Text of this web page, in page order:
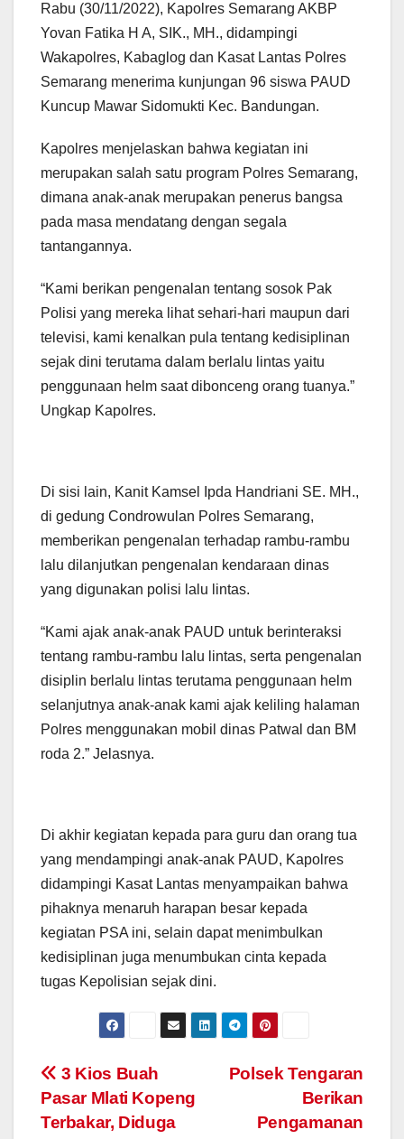
Rabu (30/11/2022), Kapolres Semarang AKBP
Yovan Fatika H A, SIK., MH., didampingi
Wakapolres, Kabaglog dan Kasat Lantas Polres
Semarang menerima kunjungan 96 siswa PAUD
Kuncup Mawar Sidomukti Kec. Bandungan.
Kapolres menjelaskan bahwa kegiatan ini
merupakan salah satu program Polres Semarang,
dimana anak-anak merupakan penerus bangsa
pada masa mendatang dengan segala
tantangannya.
“Kami berikan pengenalan tentang sosok Pak
Polisi yang mereka lihat sehari-hari maupun dari
televisi, kami kenalkan pula tentang kedisiplinan
sejak dini terutama dalam berlalu lintas yaitu
penggunaan helm saat dibonceng orang tuanya.”
Ungkap Kapolres.
Di sisi lain, Kanit Kamsel Ipda Handriani SE. MH.,
di gedung Condrowulan Polres Semarang,
memberikan pengenalan terhadap rambu-rambu
lalu dilanjutkan pengenalan kendaraan dinas
yang digunakan polisi lalu lintas.
“Kami ajak anak-anak PAUD untuk berinteraksi
tentang rambu-rambu lalu lintas, serta pengenalan
disiplin berlalu lintas terutama penggunaan helm
selanjutnya anak-anak kami ajak keliling halaman
Polres menggunakan mobil dinas Patwal dan BM
roda 2.” Jelasnya.
Di akhir kegiatan kepada para guru dan orang tua
yang mendampingi anak-anak PAUD, Kapolres
didampingi Kasat Lantas menyampaikan bahwa
pihaknya menaruh harapan besar kepada
kegiatan PSA ini, selain dapat menimbulkan
kedisiplinan juga menumbukan cinta kepada
tugas Kepolisian sejak dini.
Post
navigation
Polsek Tengaran
Berikan
Pengamanan
3 Kios Buah
Pasar Mlati Kopeng
Terbakar, Diduga